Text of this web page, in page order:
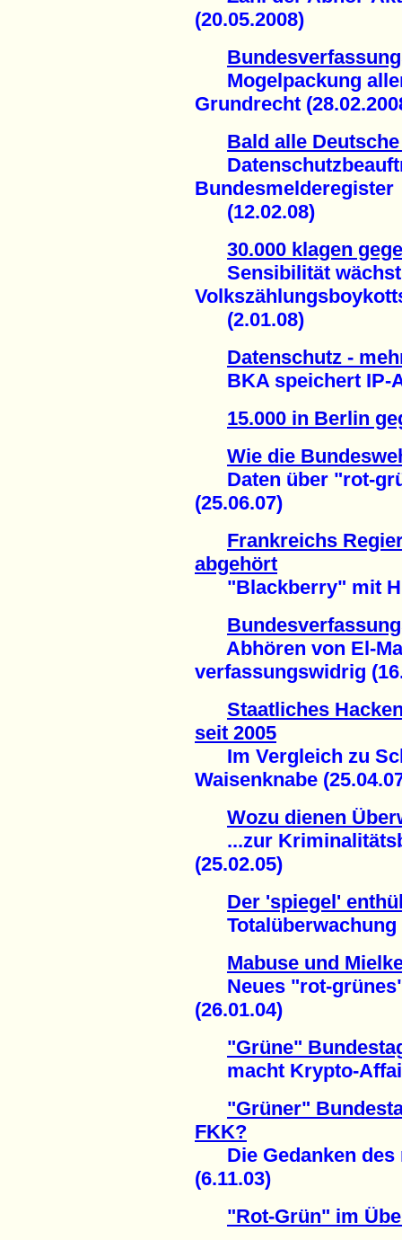
(20.05.2008)
Mogelpackung
Grundrecht
Bald alle
Bundesmelderegister
(12.02.08)
30.000 klagen
Sensibilität wächst
(2.01.08)
Datenschutz -
BKA speichert IP-
15.000 in Berlin
Wie die
Daten über "rot-
(25.06.07)
Frankreichs
abgehört
"Blackberry" mit
Abhören von El-
verfassungswidrig
Staatliches
seit 2005
Im Vergleich zu
Waisenknabe
Wozu dienen
...zur
(25.02.05)
Der 'spiegel'
Totalüberwachung
Mabuse und
Neues "rot-grünes"
(26.01.04)
"Grüne"
macht Krypto-
"Grüner"
FKK?
Die Gedanken des
(6.11.03)
"Rot-Grün" im